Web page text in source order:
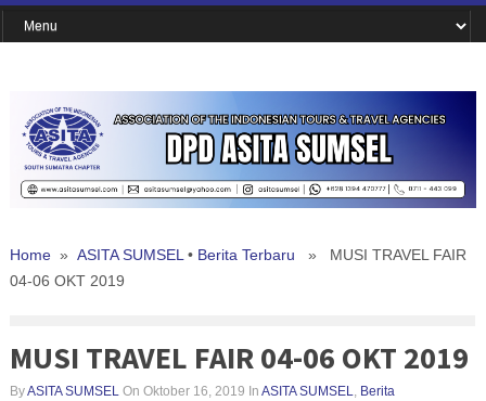
Home» ASITA SUMSEL • Berita Terbaru » MUSI TRAVEL FAIR
04-06 OKT 2019
MUSI TRAVEL FAIR 04-06 OKT 2019
ByASITA SUMSEL On Oktober 16, 2019 In ASITA SUMSEL
Berita